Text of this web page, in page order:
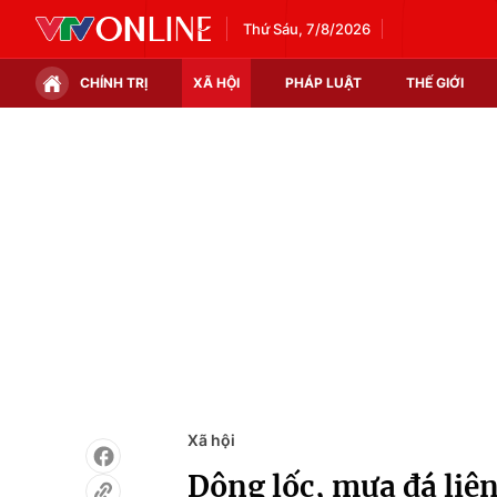
Thứ Sáu, 7/8/2026
CHÍNH TRỊ XÃ HỘI PHÁP LUẬT THẾ GIỚI
Xã hội
Dông lốc, mưa đá